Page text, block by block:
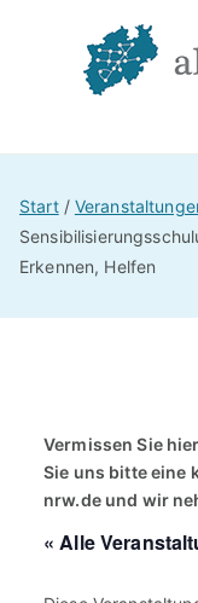
Start
Erkennen, Helfen
Vermissen Sie
Sie uns bitte eine
nrw.deund wir
« Alle